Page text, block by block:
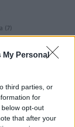
My Personal
third parties, or
for
opt-out
that after your
(7)